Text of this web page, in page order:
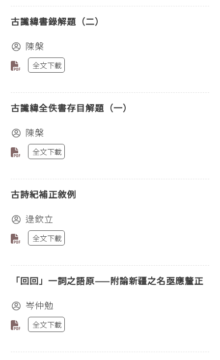
古讖緯書錄解題（二）
陳槃
全文下載
古讖緯全佚書存目解題（一）
陳槃
全文下載
古詩紀補正敘例
逯欽立
全文下載
「回回」一詞之語原——附論新疆之名亟應釐正
岑仲勉
全文下載